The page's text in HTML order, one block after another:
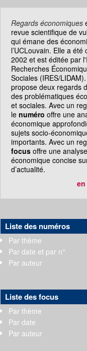
Regards économiques
revue scientifique de
qui émane des
l’UCLouvain. Elle a été
2002 et est éditée par
Recherches
Sociales (IRES/
propose deux regards
des problématiques
et sociales. Avec un
le numéro offre une
économique
sujets socio-
importants. Avec un
focus offre une analyse
économique concise
d’actualité.
Liste des numéros
Par thème
Par date et par n°
Par auteur
Liste des focus
Par thème
Par date
Par auteur